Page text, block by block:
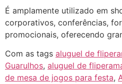
É amplamente utilizado em
corporativos, conferências,
promocionais, oferecendo
Com as tags aluguel de
Guarulhos, aluguel de
de mesa de jogos para festa,